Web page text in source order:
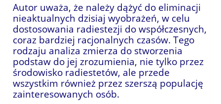
Autor uważa, że należy dążyć do eliminacji
nieaktualnych dzisiaj wyobrażeń, w celu
dostosowania radiestezji do współczesnych,
coraz bardziej racjonalnych czasów. Tego
rodzaju analiza zmierza do stworzenia
podstaw do jej zrozumienia, nie tylko przez
środowisko radiestetów, ale przede
wszystkim również przez szerszą populację
zainteresowanych osób.